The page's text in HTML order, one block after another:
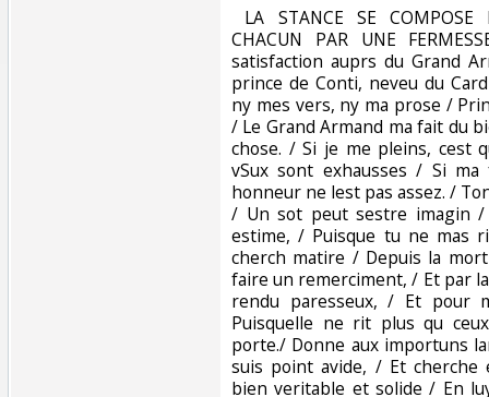
LA STANCE SE
CHACUN PAR UNE
satisfaction auprs du Grand
prince de Conti, neveu du
ny mes vers, ny ma prose /
/ Le Grand Armand ma fait du
chose. / Si je me pleins, cest
vSux sont exhausses / Si
honneur ne lest pas assez. /
/ Un sot peut sestre imagin
estime, / Puisque tu ne mas
cherch matire / Depuis la
faire un remerciment, / Et par
rendu paresseux, / Et
Puisquelle ne rit plus qu
porte./ Donne aux importuns
suis point avide, / Et
bien veritable et solide / En